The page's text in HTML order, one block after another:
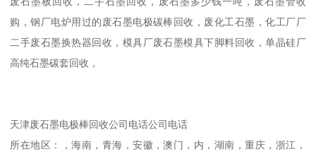
购，钢厂电炉用过的废石墨电极碳棒回收，废化工石墨，化工厂厂
二手废石墨换热器回收，模具厂废石墨模具下脚料回收，单晶硅厂
高纯石墨碳套回收，
天津废石墨电极棒回收公司电话公司电话
所在地区：，海南，青海，安徽，澳门，内，湖南，重庆，浙江，